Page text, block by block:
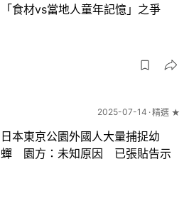
「食材vs當地人童年記憶」之爭
2025-07-14 精選 ★
日本東京公園外國人大量捕捉幼
蟬 園方：未知原因 已張貼告示